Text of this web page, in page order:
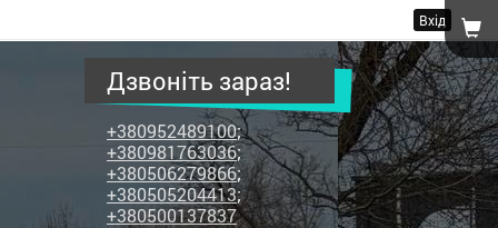
Вхід
Дзвоніть зараз!
+380952489100;
+380981763036;
+380506279866;
+380505204413;
+380500137837